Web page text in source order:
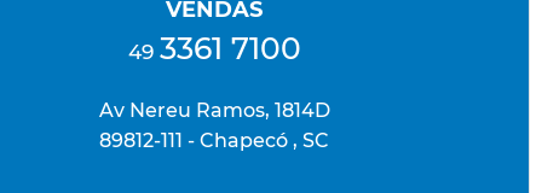
VENDAS
49 3361 7100
Av Nereu Ramos, 1814D
89812-111 - Chapecó , SC